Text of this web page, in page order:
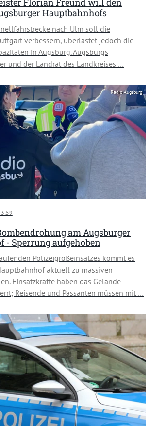
Florian Freund will den
Hauptbahnhofs
nach Ulm soll die
verbessern, überlastet jedoch die
in Augsburg. Augsburgs
und der Landrat des Landkreises …
Radio Augsburg
am Augsburger
- Sperrung aufgehoben
Polizeigroßeinsatzes kommt es
aktuell zu massiven
Einsatzkräfte haben das Gelände
Reisende und Passanten müssen mit …